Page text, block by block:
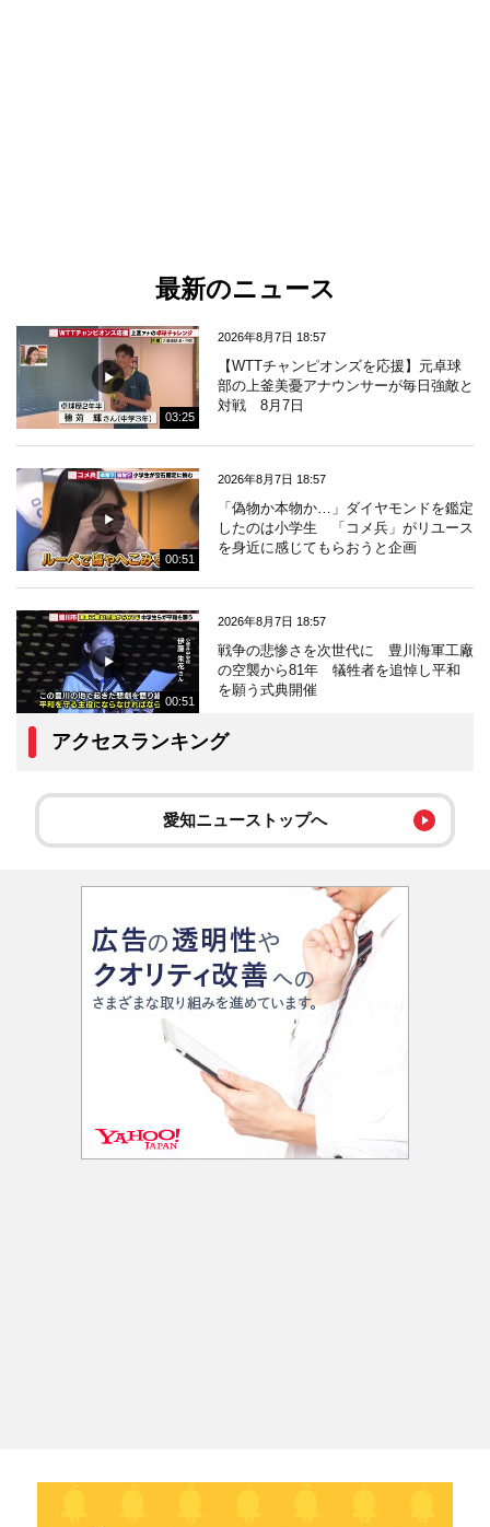
最新のニュース
03:25
2026年8月7日 18:57
【WTTチャンピオンズを応援】元卓球
部の上釜美憂アナウンサーが毎日強敵と
対戦 8月7日
00:51
2026年8月7日 18:57
「偽物か本物か…」ダイヤモンドを鑑定
したのは小学生 「コメ兵」がリユース
を身近に感じてもらおうと企画
00:51
2026年8月7日 18:57
戦争の悲惨さを次世代に 豊川海軍工廠
の空襲から81年 犠牲者を追悼し平和
を願う式典開催
アクセスランキング
愛知ニューストップへ